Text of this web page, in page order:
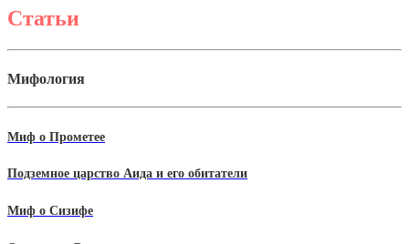
Статьи
Мифология
Миф о Прометее
Подземное царство Аида и его обитатели
Миф о Сизифе